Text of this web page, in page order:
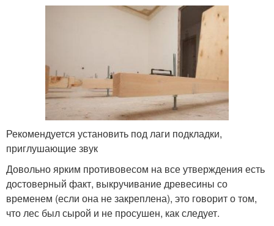
Рекомендуется установить под лаги подкладки,
приглушающие звук
Довольно ярким противовесом на все утверждения есть
достоверный факт, выкручивание древесины со
временем (если она не закреплена), это говорит о том,
что лес был сырой и не просушен, как следует.